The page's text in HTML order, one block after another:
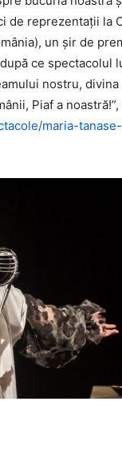
de reprezentații la
un șir de
ce spectacolul
nostru, divina
Piaf a
maria-